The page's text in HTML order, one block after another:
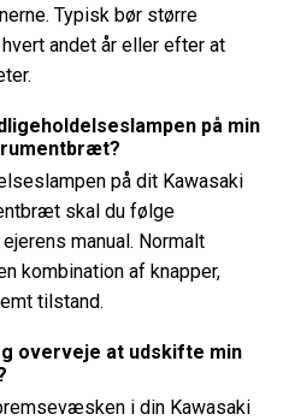
Typisk bør større
andet år eller efter at
på min
på dit Kawasaki
skal du følge
manual. Normalt
kombination af knapper,
tilstand.
overveje at udskifte min
i din Kawasaki